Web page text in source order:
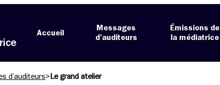
Accueil
Messages
d’auditeurs
Émissions de
la médiatrice
d’auditeurs> Le grand atelier